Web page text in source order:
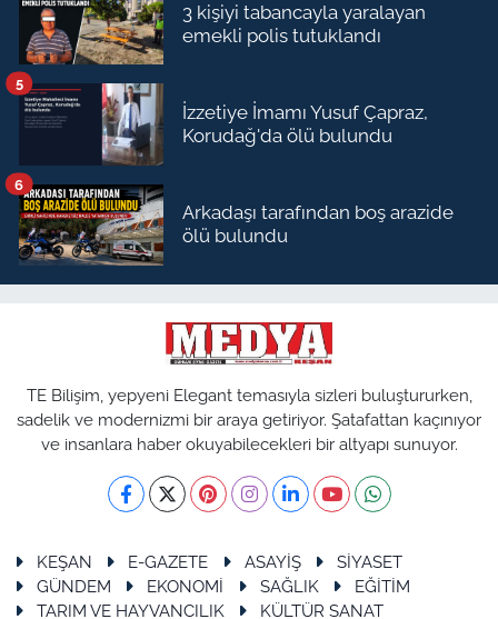
3 kişiyi tabancayla yaralayan
emekli polis tutuklandı
İzzetiye İmamı Yusuf Çapraz,
Korudağ'da ölü bulundu
5
Arkadaşı tarafından boş arazide
ölü bulundu
6
TE Bilişim, yepyeni Elegant temasıyla sizleri buluştururken,
sadelik ve modernizmi bir araya getiriyor. Şatafattan kaçınıyor
ve insanlara haber okuyabilecekleri bir altyapı sunuyor.
KEŞAN E-GAZETE ASAYİŞ
SİYASET
GÜNDEM
EKONOMİ SAĞLIK
EĞİTİM
TARIM VE HAYVANCILIK
KÜLTÜR SANAT